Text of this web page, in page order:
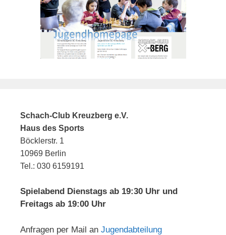
Schach-Club Kreuzberg e.V.
Haus des Sports
Böcklerstr. 1
10969 Berlin
Tel.: 030 6159191
Spielabend Dienstags ab 19:30 Uhr und
Freitags ab 19:00 Uhr
Anfragen per Mail an Jugendabteilung